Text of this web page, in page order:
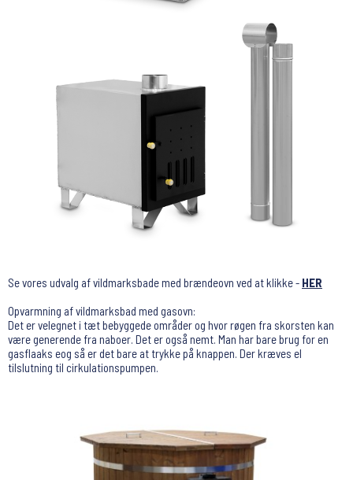
Se vores udvalg af vildmarksbade med brændeovn ved at klikke - HER
Opvarmning af vildmarksbad med gasovn:
Det er velegnet i tæt bebyggede områder og hvor røgen fra skorsten kan
være generende fra naboer. Det er også nemt. Man har bare brug for en
gasflaaks eog så er det bare at trykke på knappen. Der kræves el
tilslutning til cirkulationspumpen.